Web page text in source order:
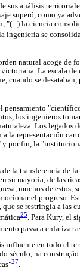
análisis
superó, como ya
"(...) la ciencia
ingeniería se
natural acoge de
La escala
cuando se
pensamiento
los ingenieros
Los legados
la representación
por fin, la
la transferencia de
su mayoría, de las
muchos de estos,
el progreso.
se restringía a las
25. Para Kury, el
passa a enfatizar
influente en todo el
século, na
27.